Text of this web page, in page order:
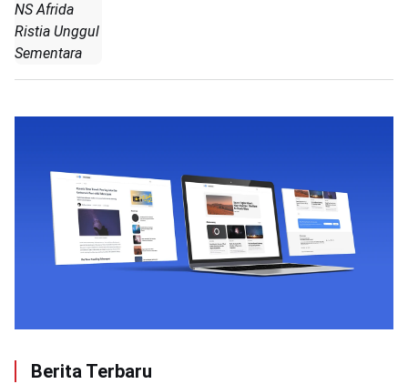
NS Afrida
Ristia Unggul
Sementara
Berita Terbaru